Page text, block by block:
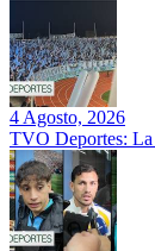
4 Agosto, 2026
TVO Deportes: La